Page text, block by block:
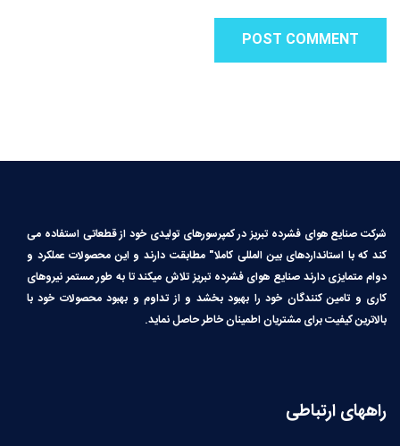
شرکت صنایع هوای فشرده تبریز در کمپرسورهای تولیدی خود از قطعاتی استفاده می
کند که با استانداردهای بین المللی کاملا″ مطابقت دارند و این محصولات عملکرد و
دوام متمایزی دارند صنایع هوای فشرده تبریز تلاش میکند تا به طور مستمر نیروهای
کاری و تامین کنندگان خود را بهبود بخشد و از تداوم و بهبود محصولات خود با
بالاترین کیفیت برای مشتریان اطمینان خاطر حاصل نماید.
راههای ارتباطی